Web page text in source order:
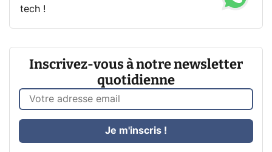
tech !
Inscrivez-vous à notre newsletter
quotidienne
Je m'inscris !